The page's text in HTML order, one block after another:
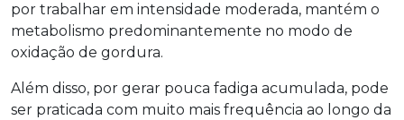
por trabalhar em intensidade moderada, mantém o
metabolismo predominantemente no modo de
oxidação de gordura.
Além disso, por gerar pouca fadiga acumulada, pode
ser praticada com muito mais frequência ao longo da